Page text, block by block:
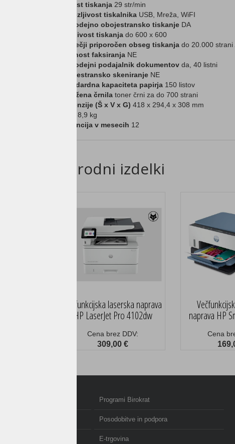
Hitrost tiskanja 29 str/min
Povezljivost tiskalnika USB, Mreža, WiFI
Samodejno obojestransko tiskanje DA
Ločljivost tiskanja do 600 x 600
Največji priporočen obseg tiskanja do 20.000 strani
Možnost faksiranja NE
Samodejni podajalnik dokumentov da, 40 listni
Obojestransko skeniranje NE
Standardna kapaciteta papirja 150 listov
Priložena črnila toner črni za do 700 strani
Dimenzije (Š x V x G) 418 x 294,4 x 308 mm
8,9 kg
Garancija v mesecih 12
Sorodni izdelki
Večfunkcijska laserska naprava
HP LaserJet Pro 4102dw
Cena brez DDV:
309,00 €
naprava HP
Cena
Programi Birokrat
Posodobitve in podpora
E-trgovina